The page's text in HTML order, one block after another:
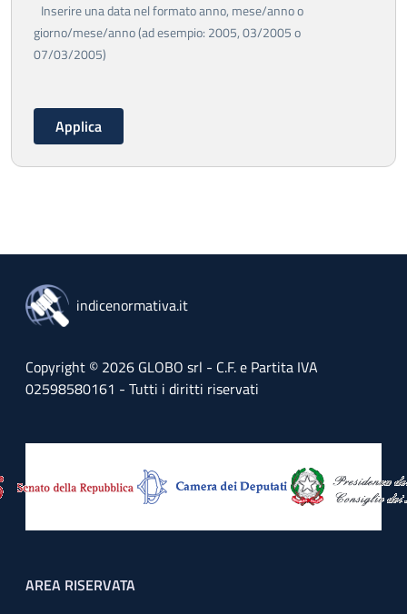
Inserire una data nel formato anno, mese/anno o
giorno/mese/anno (ad esempio: 2005, 03/2005 o
07/03/2005)
indicenormativa.it
Copyright © 2026 GLOBO srl - C.F. e Partita IVA
02598580161 - Tutti i diritti riservati
Footer menu
AREA RISERVATA